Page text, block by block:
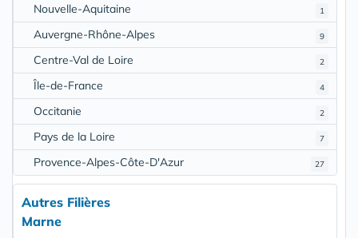
1
Nouvelle-Aquitaine
9
Auvergne-Rhône-Alpes
2
Centre-Val de Loire
4
Île-de-France
2
Occitanie
7
Pays de la Loire
27
Provence-Alpes-Côte-D'Azur
Autres Filières
Marne